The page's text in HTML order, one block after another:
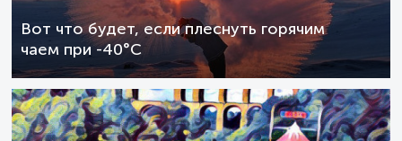
Вот что будет, если плеснуть горячим
чаем при -40°C